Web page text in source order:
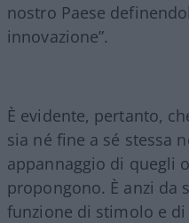
nostro Paese
innovazione”.
È evidente, pertanto,
sia né fine a sé stessa
appannaggio di quegli
propongono. È anzi da
funzione di stimolo e